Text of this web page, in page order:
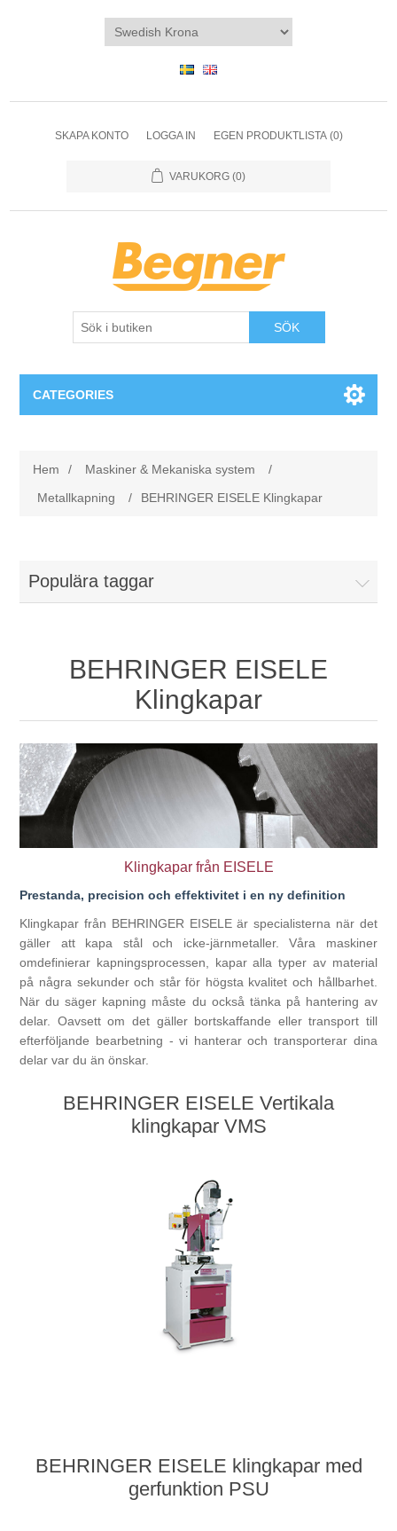
SKAPA KONTO LOGGA IN EGEN PRODUKTLISTA (0)
VARUKORG (0)
SÖK
CATEGORIES
Metallkapning
Lagringssystem
Värmebehandling
BRAUN Ytslipningsmaskiner
3D-svetsning
Bearbetning av stång, rör och profiler
Bearbetning av plåt och band
Målnings- och ytbehandlingssystem
Utbildning
Partners
Hem / Maskiner & Mekaniska system
/
Metallkapning
/ BEHRINGER EISELE Klingkapar
Populära taggar
BEHRINGER EISELE
Klingkapar
Klingkapar från EISELE
Prestanda, precision och effektivitet i en ny definition
Klingkapar från BEHRINGER EISELE är specialisterna när det
gäller att kapa stål och icke-järnmetaller. Våra maskiner
omdefinierar kapningsprocessen, kapar alla typer av material
på några sekunder och står för högsta kvalitet och hållbarhet.
När du säger kapning måste du också tänka på hantering av
delar. Oavsett om det gäller bortskaffande eller transport till
efterföljande bearbetning - vi hanterar och transporterar dina
delar var du än önskar.
BEHRINGER EISELE Vertikala
klingkapar VMS
BEHRINGER EISELE klingkapar med
gerfunktion PSU